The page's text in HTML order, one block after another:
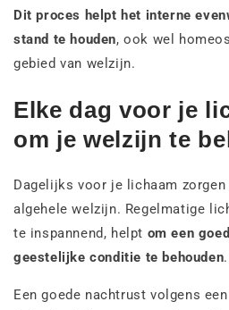
Dit proces helpt het interne
stand te houden, ook wel
gebied van welzijn.
Elke dag voor je
om je welzijn te
Dagelijks voor je lichaam
algehele welzijn. Regelmatige
te inspannend, helpt om een
geestelijke conditie te behouden.
Een goede nachtrust volgens